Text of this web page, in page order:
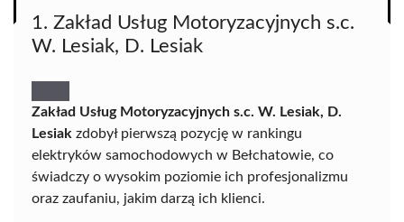
1. Zakład Usług Motoryzacyjnych s.c.
W. Lesiak, D. Lesiak
Zakład Usług Motoryzacyjnych s.c. W. Lesiak, D.
Lesiak zdobył pierwszą pozycję w rankingu
elektryków samochodowych w Bełchatowie, co
świadczy o wysokim poziomie ich profesjonalizmu
oraz zaufaniu, jakim darzą ich klienci.